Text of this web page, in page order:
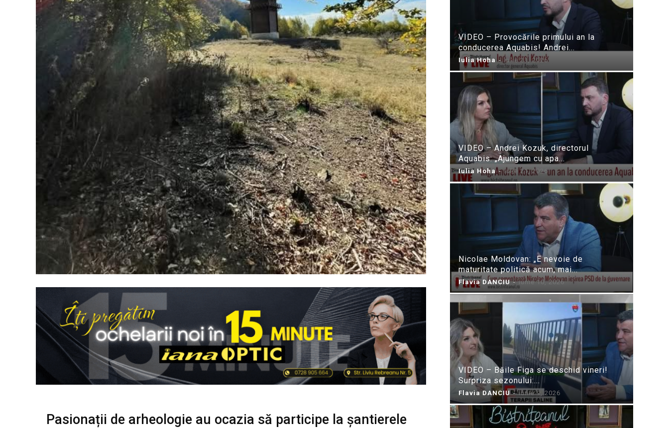
Pasionații de arheologie au ocazia să participe la șantierele
VIDEO – Provocările primului an la
conducerea Aquabis! Andrei...
Iulia Hoha - iulie 21, 2026
VIDEO – Andrei Kozuk, directorul
Aquabis: „Ajungem cu apa...
Iulia Hoha - iulie 21, 2026
Nicolae Moldovan: „E nevoie de
maturitate politică acum, mai...
Flavia DANCIU - iunie 10, 2026
VIDEO – Băile Figa se deschid vineri!
Surpriza sezonului:...
Flavia DANCIU - iunie 9, 2026